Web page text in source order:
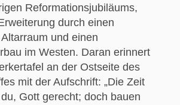
Reformationsjubiläums,
durch einen
und einen
im Westen. Daran erinnert
an der Ostseite des
mit der Aufschrift: „Die Zeit
Gott gerecht; doch bauen